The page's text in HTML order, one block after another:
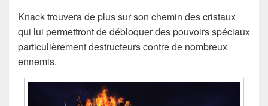
Knack trouvera de plus sur son chemin des cristaux
qui lui permettront de débloquer des pouvoirs spéciaux
particulièrement destructeurs contre de nombreux
ennemis.